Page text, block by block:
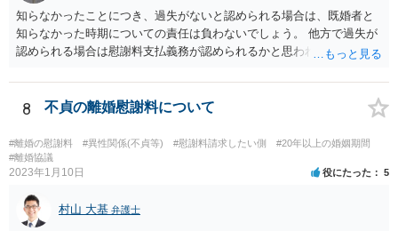
知らなかったことにつき、過失がないと認められる場合は、既婚者と
知らなかった時期についての責任は負わないでしょう。 他方で過失が
認められる場合は慰謝料支払義務が認められるかと思われます。 ま
観的な事実かは不明なため、客観的な事実として婚姻関係が破綻して
いたことが証明できない限り、そのような説明を受けていたとしても
配偶者からの慰謝料請求については影響はあまりしないでしょう。 探
偵費用については認められるケースもありますが、一部に限られるも
のも多く、少なくとも最初から支払いに合意はせず、支払い義務がな
いことを主張し争うこととなるかと思われます。
8 不貞の離婚慰謝料について
#離婚の慰謝料 #異性関係(不貞等) #慰謝料請求したい側
#20年以上の婚姻期間
#離婚協議
2023年1月10日 役にたった 5
村山 大基 弁護士